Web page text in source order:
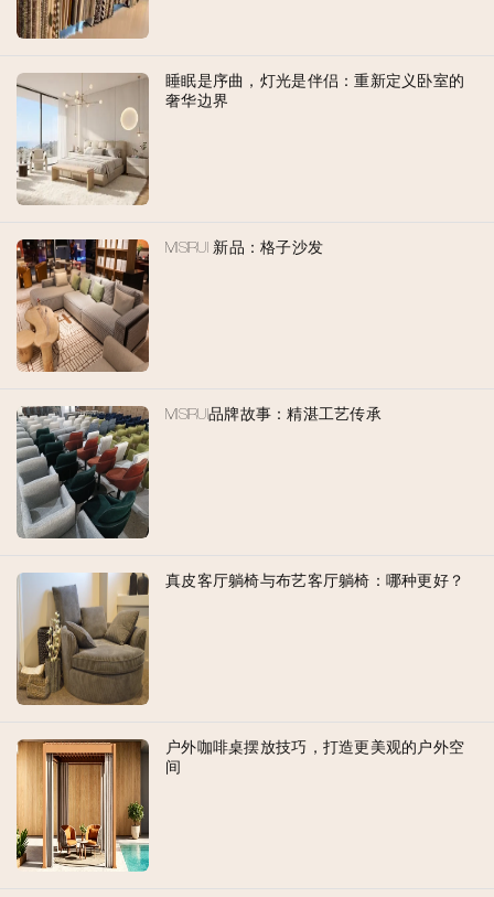
睡眠是序曲，灯光是伴侣：重新定义卧室的
奢华边界
MISIRUI 新品：格子沙发
MISIRUI品牌故事：精湛工艺传承
真皮客厅躺椅与布艺客厅躺椅：哪种更好？
户外咖啡桌摆放技巧，打造更美观的户外空
间